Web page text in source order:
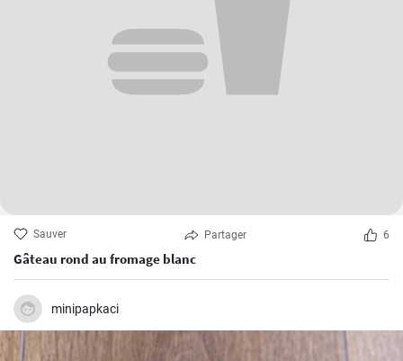
Sauver Partager 6
Gâteau rond au fromage blanc
minipapkaci